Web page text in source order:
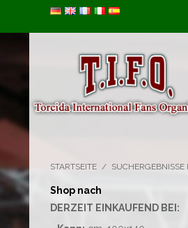
STARTSEITE / SUCHERGEBNISSE
Shop nach
DERZEIT EINKAUFEND BEI: